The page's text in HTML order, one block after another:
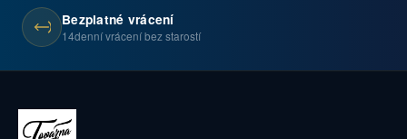
Bezplatné vrácení
14denní vrácení bez starostí